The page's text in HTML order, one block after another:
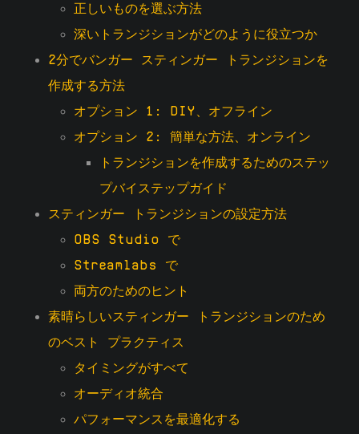
正しいものを選ぶ方法
深いトランジションがどのように役立つか
2分でバンガー スティンガー トランジションを
作成する方法
オプション 1: DIY、オフライン
オプション 2: 簡単な方法、オンライン
トランジションを作成するためのステッ
プバイステップガイド
スティンガー トランジションの設定方法
OBS Studio で
Streamlabs で
両方のためのヒント
素晴らしいスティンガー トランジションのため
のベスト プラクティス
タイミングがすべて
オーディオ統合
パフォーマンスを最適化する